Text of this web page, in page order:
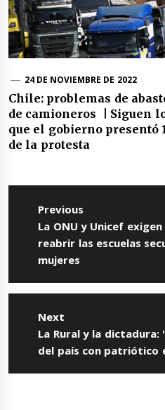
24 DE NOVIEMBRE DE 2022
Chile: problemas de
de camioneros | Siguen
que el gobierno presentó
de la protesta
Navegación
entradas
Previous
Previous
post:
La ONU y Unicef
reabrir las escuelas
mujeres
Next
Next
post:
La Rural y la dictadura:
del país con patriótico